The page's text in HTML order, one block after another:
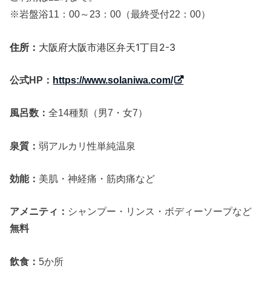
※岩盤浴11：00～23：00（最終受付22：00）
住所： 大阪府大阪市港区弁天1丁目2-3
公式HP： https://www.solaniwa.com/
風呂数：全14種類（男7・女7）
泉質：弱アルカリ性単純温泉
効能： 美肌・神経痛・筋肉痛など
アメニティ： シャンプー・リンス・ボディーソープなど
無料
飲食：5か所